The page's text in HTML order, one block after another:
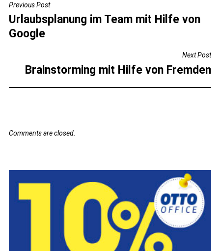
BEITRAGSNAVIGATION
Previous Post
Urlaubsplanung im Team mit Hilfe von
Google
Next Post
Brainstorming mit Hilfe von Fremden
Comments are closed.